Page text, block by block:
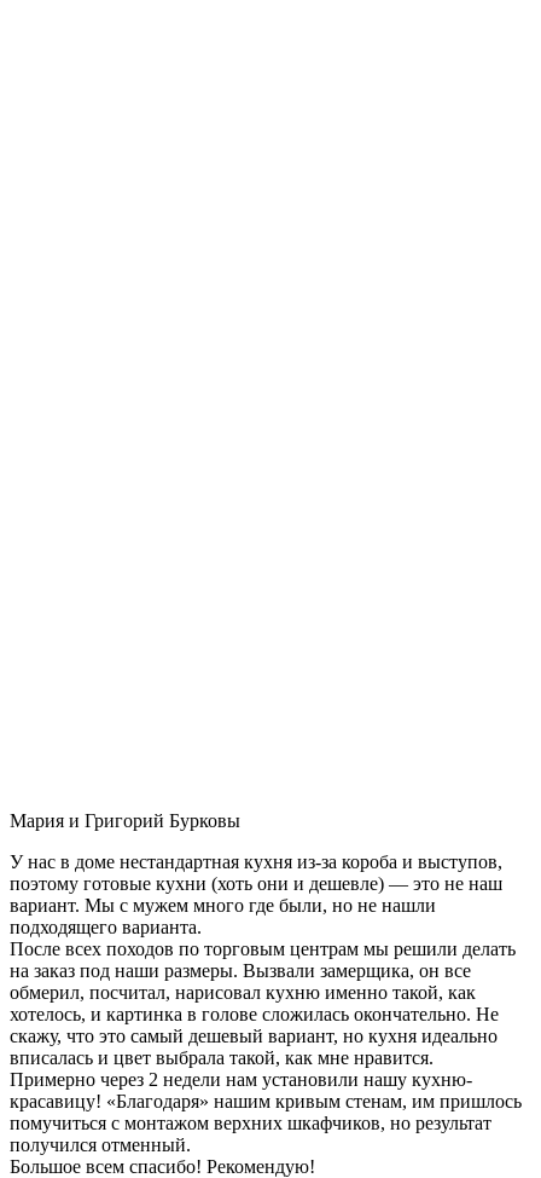
Мария и Григорий Бурковы
У нас в доме нестандартная кухня из-за короба и выступов,
поэтому готовые кухни (хоть они и дешевле) — это не наш
вариант. Мы с мужем много где были, но не нашли
подходящего варианта.
После всех походов по торговым центрам мы решили делать
на заказ под наши размеры. Вызвали замерщика, он все
обмерил, посчитал, нарисовал кухню именно такой, как
хотелось, и картинка в голове сложилась окончательно. Не
скажу, что это самый дешевый вариант, но кухня идеально
вписалась и цвет выбрала такой, как мне нравится.
Примерно через 2 недели нам установили нашу кухню-
красавицу! «Благодаря» нашим кривым стенам, им пришлось
помучиться с монтажом верхних шкафчиков, но результат
получился отменный.
Большое всем спасибо! Рекомендую!